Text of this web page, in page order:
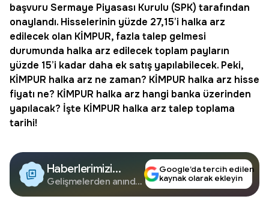
başvuru Sermaye Piyasası Kurulu (SPK) tarafından
onaylandı. Hisselerinin yüzde 27,15’i halka arz
edilecek olan KİMPUR, fazla talep gelmesi
durumunda halka arz edilecek toplam payların
yüzde 15’i kadar daha ek satış yapılabilecek. Peki,
KİMPUR halka arz ne zaman? KİMPUR halka arz hisse
fiyatı ne? KİMPUR halka arz hangi banka üzerinden
yapılacak? İşte KİMPUR halka arz talep toplama
tarihi!
Haberlerimizi
Google'da Takip
Edin
Gelişmelerden anında
Google’da tercih edilen
kaynak olarak ekleyin